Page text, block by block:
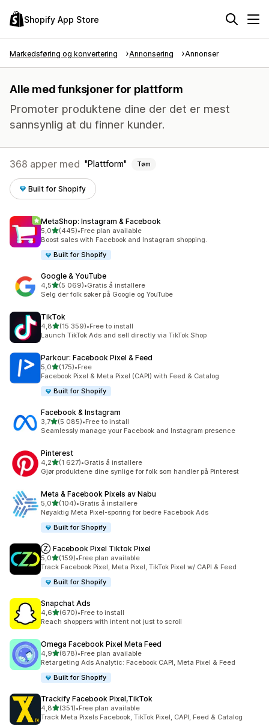
Shopify App Store
Markedsføring og konvertering Annonsering Annonser
Alle med funksjoner for plattform
Promoter produktene dine der det er mest
sannsynlig at du finner kunder.
368 apper med Plattform Tøm
Built for Shopify
MetaShop: Instagram & Facebook
5,0av 5 stjerner
(445)
Totalt 445 omtaler
•Free plan available
Boost sales with Facebook and Instagram shopping.
Built for Shopify
Google & YouTube
4,5av 5 stjerner
(5 069)
Totalt 5069 omtaler
•Gratis å installere
Selg der folk søker på Google og YouTube
TikTok
4,8av 5 stjerner
(15 359)
Totalt 15359 omtaler
•Free to install
Launch TikTok Ads and sell directly via TikTok Shop
Parkour: Facebook Pixel & Feed
5,0av 5 stjerner
(175)
Totalt 175 omtaler
•Free
Facebook Pixel & Meta Pixel (CAPI) with Feed & Catalog
Built for Shopify
Facebook & Instagram
3,7av 5 stjerner
(5 085)
Totalt 5085 omtaler
•Free to install
Seamlessly manage your Facebook and Instagram presence
Pinterest
4,2av 5 stjerner
(1 627)
Totalt 1627 omtaler
•Gratis å installere
Gjør produktene dine synlige for folk som handler på Pinterest
Meta & Facebook Pixels av Nabu
5,0av 5 stjerner
(104)
Totalt 104 omtaler
•Gratis å installere
Nøyaktig Meta Pixel-sporing for bedre Facebook Ads
Built for Shopify
Ⓩ Facebook Pixel Tiktok Pixel
5,0av 5 stjerner
(159)
Totalt 159 omtaler
•Free plan available
Track Facebook Pixel, Meta Pixel, TikTok Pixel w/ CAPI & Feed
Built for Shopify
Snapchat Ads
4,6av 5 stjerner
(670)
Totalt 670 omtaler
•Free to install
Reach shoppers with intent not just to scroll
Omega Facebook Pixel Meta Feed
4,9av 5 stjerner
(878)
Totalt 878 omtaler
•Free plan available
Retargeting Ads Analytic: Facebook CAPI, Meta Pixel & Feed
Built for Shopify
Trackify Facebook Pixel,TikTok
4,8av 5 stjerner
(351)
Totalt 351 omtaler
•Free plan available
Track Meta Pixels Facebook, TikTok Pixel, CAPI, Feed & Catalog